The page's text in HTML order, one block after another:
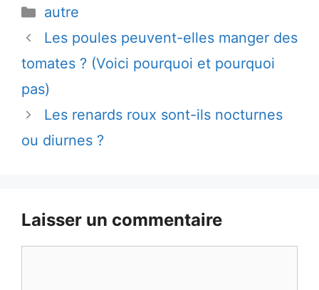
Catégories
autre
Les poules peuvent-elles manger des
tomates ? (Voici pourquoi et pourquoi
pas)
Les renards roux sont-ils nocturnes
ou diurnes ?
Laisser un commentaire